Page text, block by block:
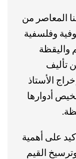
المعاصر من
وفلسفية
واليقظة
تأليف
الأستاذ
أدوارها
على أهمية
القيم